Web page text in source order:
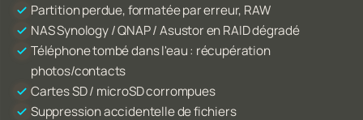
Partition perdue, formatée par erreur, RAW
NAS Synology / QNAP / Asustor en RAID dégradé
Téléphone tombé dans l'eau : récupération
photos/contacts
Cartes SD / microSD corrompues
Suppression accidentelle de fichiers